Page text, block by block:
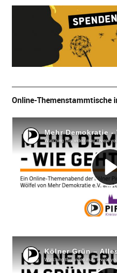
Online-Themenstammtische